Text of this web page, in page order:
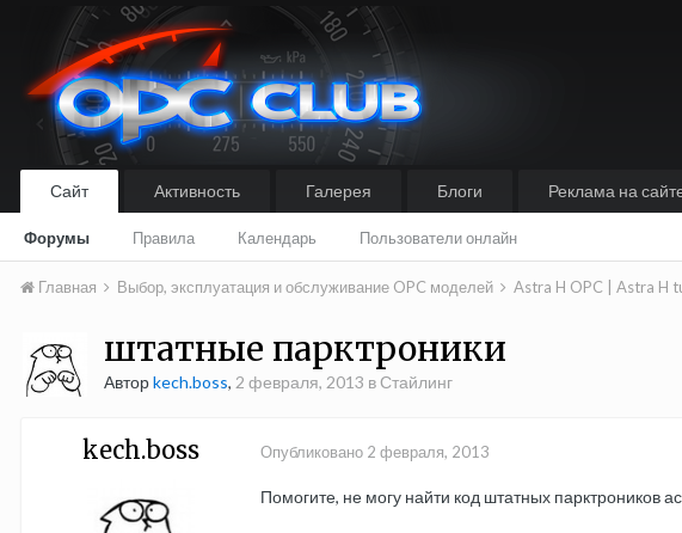
Сайт
Форумы Правила Календарь Пользователи онлайн
Активность Галерея Блоги Реклама на
Главная Выбор, эксплуатация и обслуживание OPC моделей Astra H OPC | Astra H
штатные парктроники
Авторkech.boss, 2 февраля, 2013 в Стайлинг
kech.boss Опубликовано 2 февраля, 2013
Помогите, не могу найти код штатных парктроников